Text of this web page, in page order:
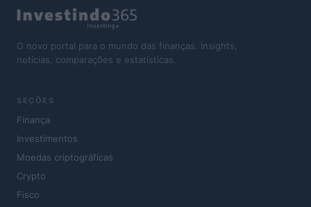
O novo portal para o mundo das finanças. Insights,
notícias, comparações e estatísticas.
SEÇÕES
Finança
Investimentos
Moedas criptográficas
Crypto
Fisco